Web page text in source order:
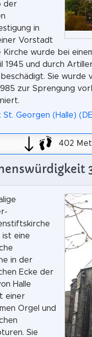
der
in
Vorstadt
Kirche wurde bei
1945 und durch
Sie wurde
zur Sprengung
St. Georgen (Halle)
402
ist eine
in der
Ecke der
Halle
einer
Orgel und
Sie